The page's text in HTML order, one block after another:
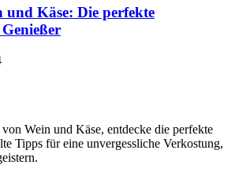
und Käse: Die perfekte
Wein und Käse, entdecke die perfekte
Tipps für eine unvergessliche Verkostung,